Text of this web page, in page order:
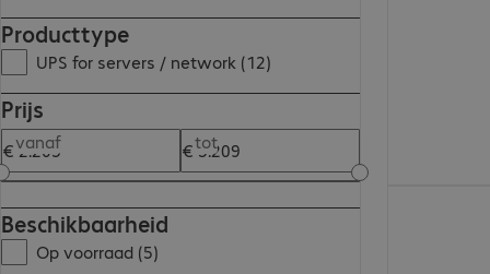
Producttype
UPS for servers / network (12)
Prijs
vanaf tot
Beschikbaarheid
Op voorraad (5)